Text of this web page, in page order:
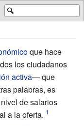
🔍
que hace
los ciudadanos
activa— que
palabras, es
de salarios
a la oferta.